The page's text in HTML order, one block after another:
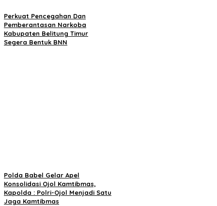
Perkuat Pencegahan Dan
Pemberantasan Narkoba
Kabupaten Belitung Timur
Segera Bentuk BNN
Polda Babel Gelar Apel
Konsolidasi Ojol Kamtibmas,
Kapolda : Polri-Ojol Menjadi Satu
Jaga Kamtibmas